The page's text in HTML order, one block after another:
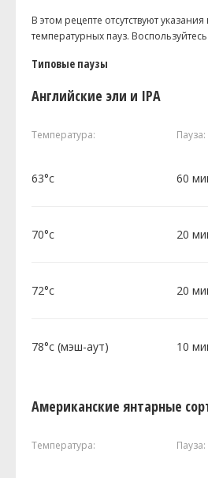
В этом рецепте отсутствуют
температурных пауз.
Типовые паузы
Английские эли и IPA
Температура: Пауза:
63°c 60
70°c 20
72°c 20
78°c (мэш-аут) 10
Американские янтарные
Температура: Пауза: